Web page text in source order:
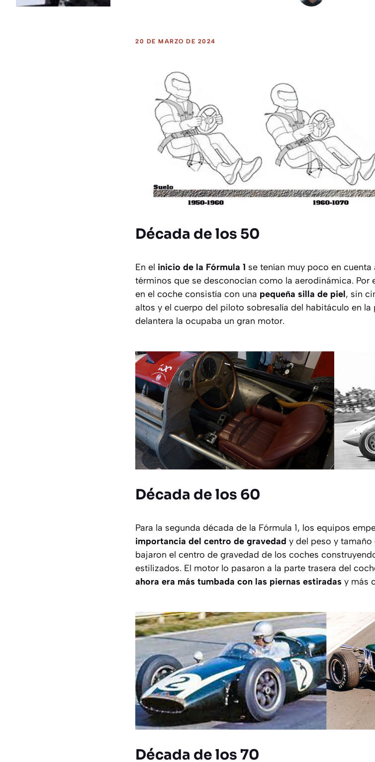
20 DE MARZO DE 2024
Década de los 50
En el inicio de la Fórmula 1 se tenían muy poco en
términos que se desconocían como la aerodinámica.
en el coche consistía con una pequeña silla de piel, sin
altos y el cuerpo del piloto sobresalía del habitáculo en la
delantera la ocupaba un gran motor.
Década de los 60
Para la segunda década de la Fórmula 1, los equipos
importancia del centro de gravedad y del peso y
bajaron el centro de gravedad de los coches
estilizados. El motor lo pasaron a la parte trasera del
ahora era más tumbada con las piernas estiradas y más
Década de los 70